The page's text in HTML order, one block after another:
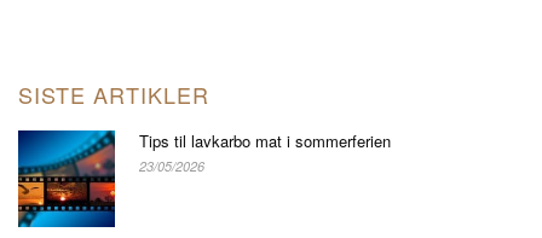
SISTE ARTIKLER
Tips til lavkarbo mat i sommerferien
23/05/2026